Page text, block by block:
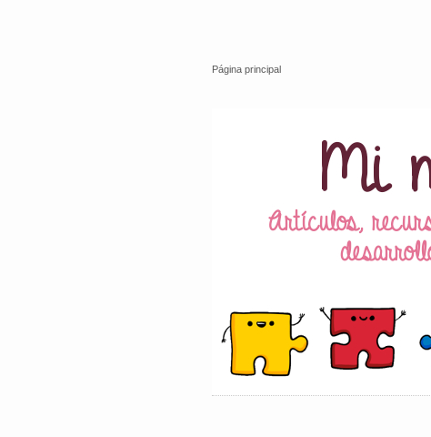
Página principal